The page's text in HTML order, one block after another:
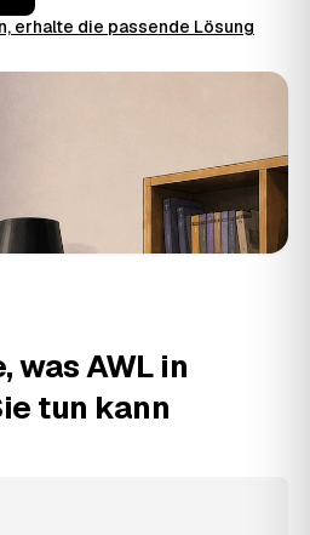
erhalte die passende Lösung
was AWL in
tun kann